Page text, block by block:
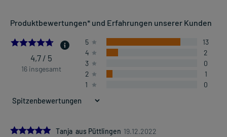
Produktbewertungen* und Erfahrungen unserer Kunden
4.6875
4,7 / 5
16 insgesamt
5
13
4
2
3
0
2
1
1
0
5.0
Tanja aus Püttlingen 19.12.2022